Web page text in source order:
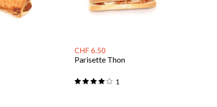
CHF 6.50
Parisette Thon
1